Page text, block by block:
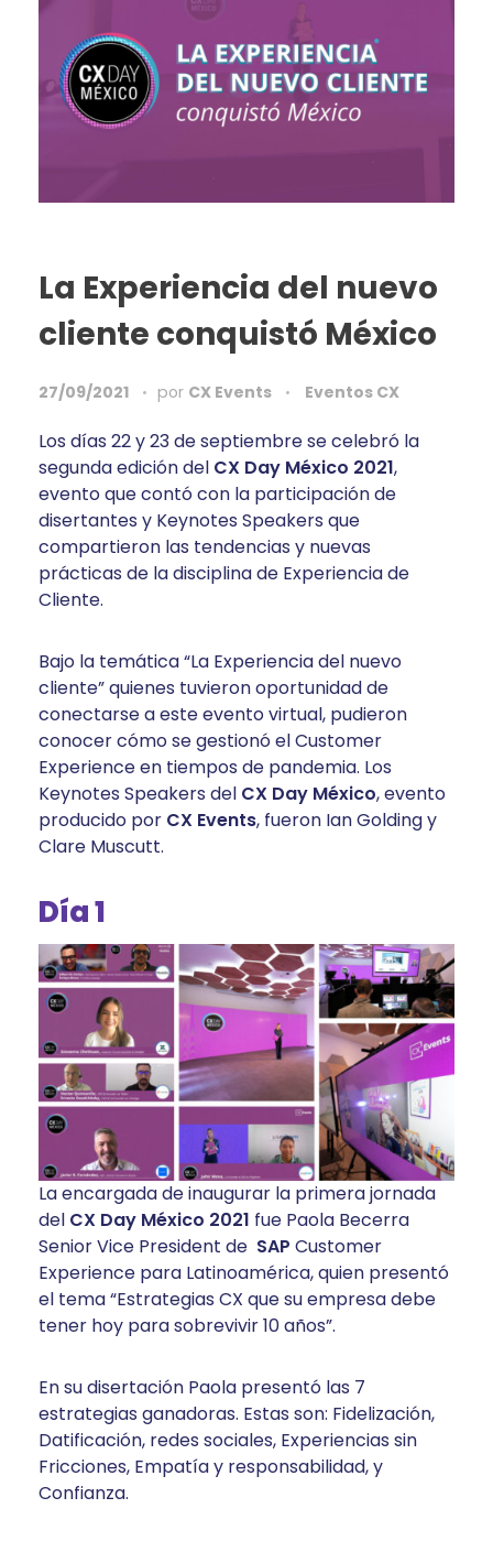
La Experiencia del nuevo
cliente conquistó México
27/09/2021 por CX Events Eventos CX
Los días 22 y 23 de septiembre se celebró la
segunda edición del CX Day México 2021,
evento que contó con la participación de
disertantes y Keynotes Speakers que
compartieron las tendencias y nuevas
prácticas de la disciplina de Experiencia de
Cliente.
Bajo la temática “La Experiencia del nuevo
cliente” quienes tuvieron oportunidad de
conectarse a este evento virtual, pudieron
conocer cómo se gestionó el Customer
Experience en tiempos de pandemia. Los
Keynotes Speakers del CX Day México, evento
producido por CX Events, fueron Ian Golding y
Clare Muscutt.
Día 1
La encargada de inaugurar la primera jornada
del CX Day México 2021 fue Paola Becerra
Senior Vice President de SAP Customer
Experience para Latinoamérica, quien presentó
el tema “Estrategias CX que su empresa debe
tener hoy para sobrevivir 10 años”.
En su disertación Paola presentó las 7
estrategias ganadoras. Estas son: Fidelización,
Datificación, redes sociales, Experiencias sin
Fricciones, Empatía y responsabilidad, y
Confianza.